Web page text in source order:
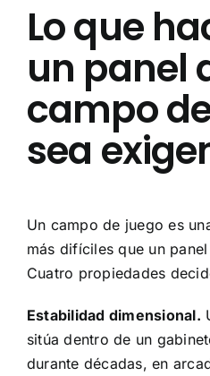
Lo que
un panel
campo
sea
Un campo de juego es
más difíciles que un
Cuatro propiedades
Estabilidad dimensional.
sitúa dentro de un
durante décadas, en